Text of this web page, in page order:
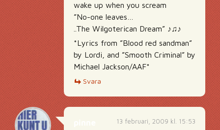
wake up when you scream
”No-one leaves…
..The Wilgoterican Dream” ♪♫♪
*Lyrics from ”Blood red sandman”
by Lordi, and ”Smooth Criminal” by
Michael Jackson/AAF*
Svara
13 februari, 2009 kl. 15:53